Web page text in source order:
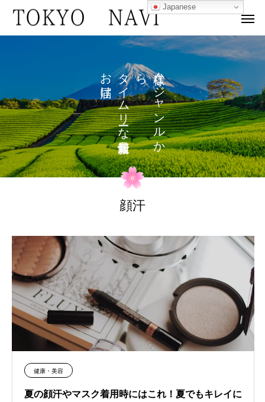
な
ジ
ャ
ン
ル
か
ら
タ
イ
ム
リ
な
を
お
け
顔汗
健康・美容
夏の顔汗やマスク着用時にはこれ！夏でもキレイに
Japanese